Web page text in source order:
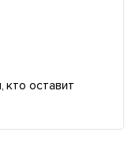
оставит